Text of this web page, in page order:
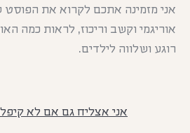
אני מזמינה אתכם לקרוא את הפוסט
אוריגמי וקשב וריכוז, לראות כמה
רוגע ושלווה לילדים.
אני אצליח גם אם לא